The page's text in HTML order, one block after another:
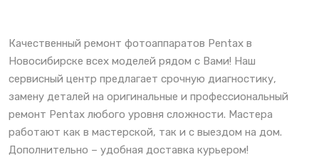
Качественный ремонт фотоаппаратов Pentax в
Новосибирске всех моделей рядом с Вами! Наш
сервисный центр предлагает срочную диагностику,
замену деталей на оригинальные и профессиональный
ремонт Pentax любого уровня сложности. Мастера
работают как в мастерской, так и с выездом на дом.
Дополнительно – удобная доставка курьером!